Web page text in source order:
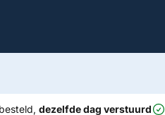
dezelfde dag verstuurd